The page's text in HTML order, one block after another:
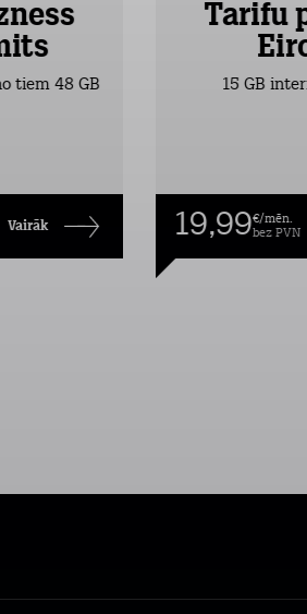
tiem 48 GB
Vairāk
Tarifu
15 GB
19,99€/mēn.
bez PVN